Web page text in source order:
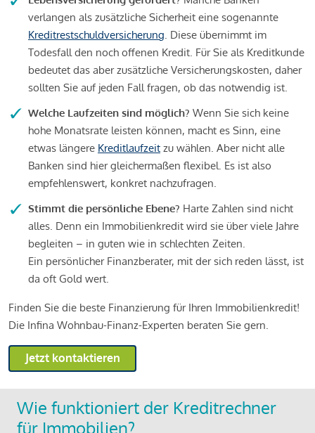
verlangen als zusätzliche Sicherheit eine sogenannte
Kreditrestschuldversicherung. Diese übernimmt im
Todesfall den noch offenen Kredit. Für Sie als Kreditkunde
bedeutet das aber zusätzliche Versicherungskosten, daher
sollten Sie auf jeden Fall fragen, ob das notwendig ist.
Welche Laufzeiten sind möglich? Wenn Sie sich keine
hohe Monatsrate leisten können, macht es Sinn, eine
etwas längere Kreditlaufzeit zu wählen. Aber nicht alle
Banken sind hier gleichermaßen flexibel. Es ist also
empfehlenswert, konkret nachzufragen.
Stimmt die persönliche Ebene? Harte Zahlen sind nicht
alles. Denn ein Immobilienkredit wird sie über viele Jahre
begleiten – in guten wie in schlechten Zeiten.
Ein persönlicher Finanzberater, mit der sich reden lässt, ist
da oft Gold wert.
Finden Sie die beste Finanzierung für Ihren Immobilienkredit!
Die Infina Wohnbau-Finanz-Experten beraten Sie gern.
Jetzt kontaktieren
Wie funktioniert der Kreditrechner
für Immobilien?